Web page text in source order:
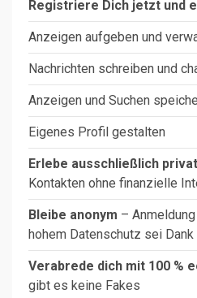
Registriere Dich jetzt und
Anzeigen aufgeben und
Nachrichten schreiben und
Anzeigen und Suchen
Eigenes Profil gestalten
Erlebe ausschließlich
Kontakten ohne finanzielle
Bleibe anonym –
hohem Datenschutz sei Dank
Verabrede dich mit 100 %
gibt es keine Fakes